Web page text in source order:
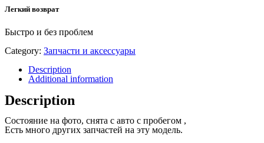
Легкий возврат
Быстро и без проблем
Category: Запчасти и аксессуары
Description
Additional information
Description
Состояние на фото, снята с авто с пробегом ,
Есть много других запчастей на эту модель.